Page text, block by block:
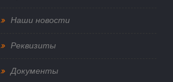
Наши новости
Реквизиты
Документы